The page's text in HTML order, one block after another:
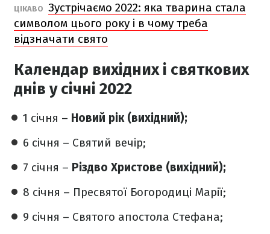
ЦІКАВО Зустрічаємо 2022: яка тварина стала
символом цього року і в чому треба
відзначати свято
Календар вихідних і святкових
днів у січні 2022
1 січня – Новий рік (вихідний);
6 січня – Святий вечір;
7 січня – Різдво Христове (вихідний);
8 січня – Пресвятої Богородиці Марії;
9 січня – Святого апостола Стефана;